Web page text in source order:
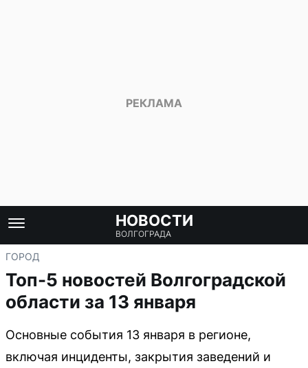
НОВОСТИ
ВОЛГОГРАДА
ГОРОД
Топ-5 новостей Волгоградской
области за 13 января
Основные события 13 января в регионе,
включая инциденты, закрытия заведений и